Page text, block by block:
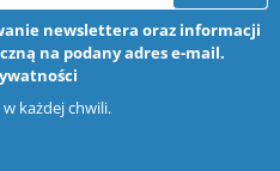
newslettera oraz informacji
na podany adres e-mail.
każdej chwili.